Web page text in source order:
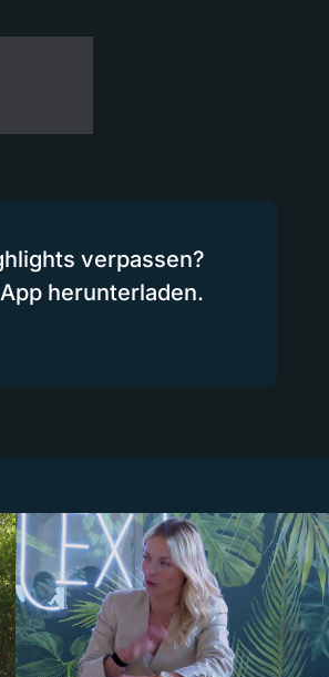
verpassen?
herunterladen.